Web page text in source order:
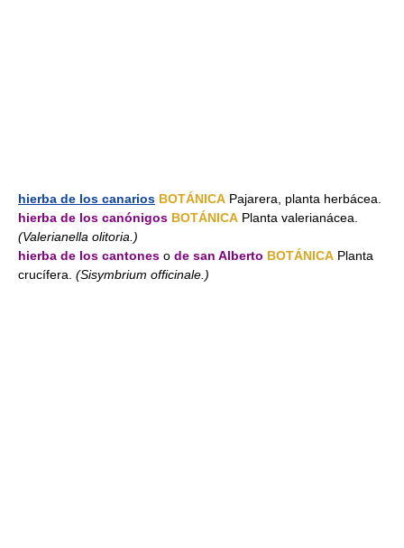
hierba de los canarios BOTÁNICA Pajarera, planta herbácea.
hierba de los canónigos BOTÁNICA Planta valerianácea.
(Valerianella olitoria.)
hierba de los cantones o de san Alberto BOTÁNICA Planta
crucífera. (Sisymbrium officinale.)